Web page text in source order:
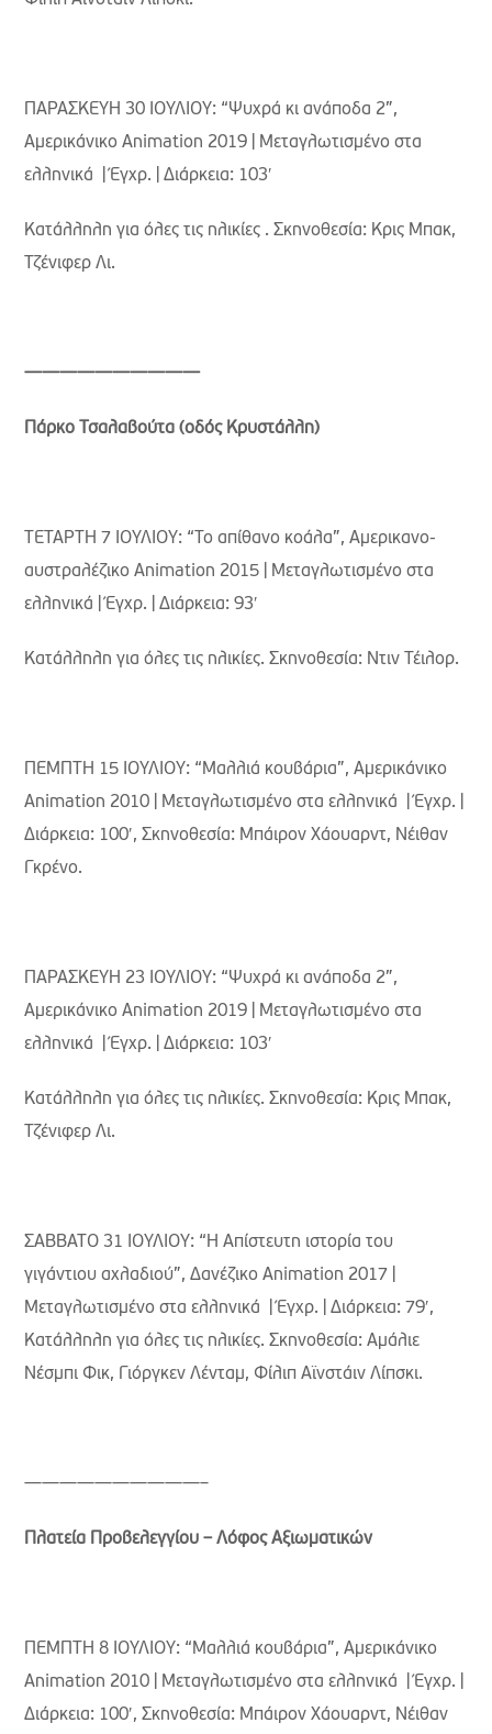
ΠΑΡΑΣΚΕΥΗ 30 ΙΟΥΛΙΟΥ: “Ψυχρά κι ανάποδα 2”,
Aμερικάνικο Animation 2019 | Μεταγλωτισμένο στα
ελληνικά | Έγχρ. | Διάρκεια: 103′
Κατάλληλη για όλες τις ηλικίες . Σκηνοθεσία: Κρις Μπακ,
Τζένιφερ Λι.
——————————
Πάρκο Τσαλαβούτα (οδός Κρυστάλλη)
ΤΕΤΑΡΤΗ 7 ΙΟΥΛΙΟΥ: “Το απίθανο κοάλα”, Αμερικανο-
αυστραλέζικο Animation 2015 | Μεταγλωτισμένο στα
ελληνικά | Έγχρ. | Διάρκεια: 93′
Κατάλληλη για όλες τις ηλικίες. Σκηνοθεσία: Ντιν Τέιλορ.
ΠΕΜΠΤΗ 15 ΙΟΥΛΙΟΥ: “Μαλλιά κουβάρια”, Aμερικάνικο
Animation 2010 | Μεταγλωτισμένο στα ελληνικά | Έγχρ. |
Διάρκεια: 100′, Σκηνοθεσία: Μπάιρον Χάουαρντ, Νέιθαν
Γκρένο.
ΠΑΡΑΣΚΕΥΗ 23 ΙΟΥΛΙΟΥ: “Ψυχρά κι ανάποδα 2”,
Aμερικάνικο Animation 2019 | Μεταγλωτισμένο στα
ελληνικά | Έγχρ. | Διάρκεια: 103′
Κατάλληλη για όλες τις ηλικίες. Σκηνοθεσία: Κρις Μπακ,
Τζένιφερ Λι.
ΣΑΒΒΑΤΟ 31 ΙΟΥΛΙΟΥ: “Η Απίστευτη ιστορία του
γιγάντιου αχλαδιού”, Δανέζικο Animation 2017 |
Μεταγλωτισμένο στα ελληνικά | Έγχρ. | Διάρκεια: 79′,
Κατάλληλη για όλες τις ηλικίες. Σκηνοθεσία: Αμάλιε
Νέσμπι Φικ, Γιόργκεν Λένταμ, Φίλιπ Αϊνστάιν Λίπσκι.
——————————–
Πλατεία Προβελεγγίου – Λόφος Αξιωματικών
ΠΕΜΠΤΗ 8 ΙΟΥΛΙΟΥ: “Μαλλιά κουβάρια”, Aμερικάνικο
Animation 2010 | Μεταγλωτισμένο στα ελληνικά | Έγχρ. |
Διάρκεια: 100′, Σκηνοθεσία: Μπάιρον Χάουαρντ, Νέιθαν